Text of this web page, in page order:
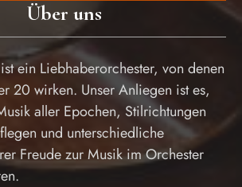
Über uns
ein Liebhaberorchester, von denen
20 wirken. Unser Anliegen ist es,
aller Epochen, Stilrichtungen
und unterschiedliche
Freude zur Musik im Orchester